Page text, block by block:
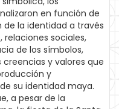
en función de
la identidad a través
relaciones sociales,
de los símbolos,
creencias y valores que
y
su identidad maya.
a pesar de la